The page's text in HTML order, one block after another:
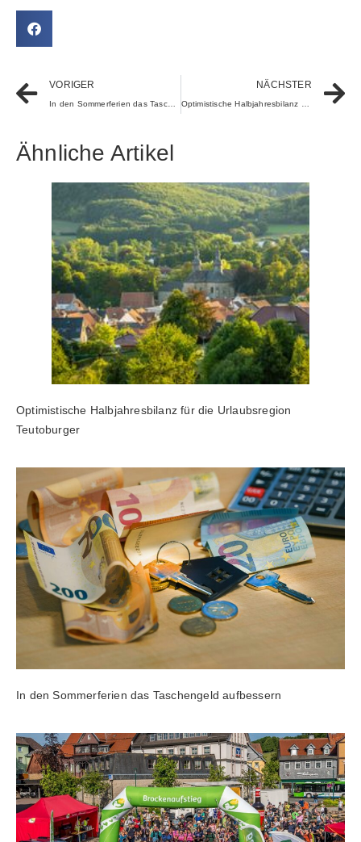
VORIGER
In den Sommerferien das Taschengeld aufbessern
NÄCHSTER
Optimistische Halbjahresbilanz für die Urlaubsregion Teutoburger
Ähnliche Artikel
Optimistische Halbjahresbilanz für die Urlaubsregion
Teutoburger
In den Sommerferien das Taschengeld aufbessern